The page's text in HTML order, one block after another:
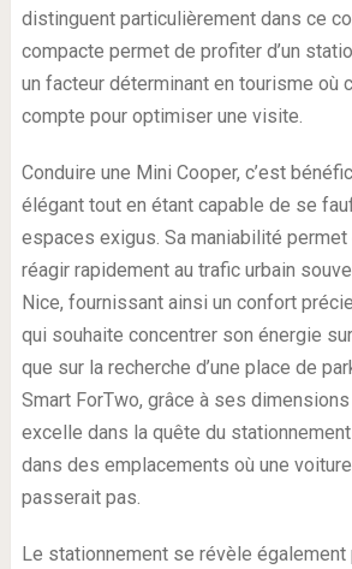
distinguent particulièrement dans ce
compacte permet de profiter d’un
un facteur déterminant en tourisme où
compte pour optimiser une visite.
Conduire une Mini Cooper, c’est
élégant tout en étant capable de se
espaces exigus. Sa maniabilité
réagir rapidement au trafic urbain
Nice, fournissant ainsi un confort
qui souhaite concentrer son énergie
que sur la recherche d’une place de
Smart ForTwo, grâce à ses
excelle dans la quête du
dans des emplacements où une
passerait pas.
Le stationnement se révèle